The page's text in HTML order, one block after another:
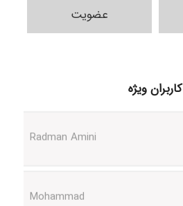
عضویت
کاربران ویژه